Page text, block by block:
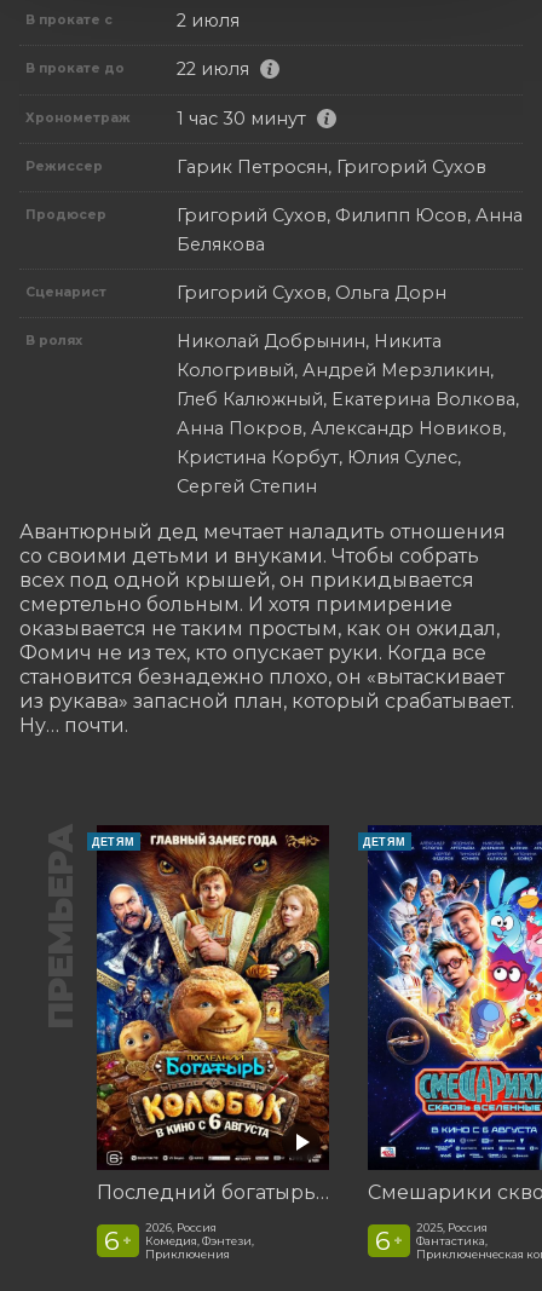
В прокате с 2 июля
В прокате до 22 июля
Хронометраж 1 час 30 минут
Режиссер Гарик Петросян, Григорий Сухов
Продюсер
Григорий Сухов, Филипп Юсов, Анна
Белякова
Сценарист Григорий Сухов, Ольга Дорн
В ролях
Николай Добрынин, Никита
Кологривый, Андрей Мерзликин,
Глеб Калюжный, Екатерина Волкова,
Анна Покров, Александр Новиков,
Кристина Корбут, Юлия Сулес,
Сергей Степин
Авантюрный дед мечтает наладить отношения
со своими детьми и внуками. Чтобы собрать
всех под одной крышей, он прикидывается
смертельно больным. И хотя примирение
оказывается не таким простым, как он ожидал,
Фомич не из тех, кто опускает руки. Когда все
становится безнадежно плохо, он «вытаскивает
из рукава» запасной план, который срабатывает.
Ну… почти.
ПРЕМЬЕРА ДЕТЯМ
Последний богатырь. Колобок
6 +
2026, Россия
Комедия, Фэнтези,
Приключения
ДЕТЯМ
6 +
2025, Россия
Фантастика,
Приключенческая